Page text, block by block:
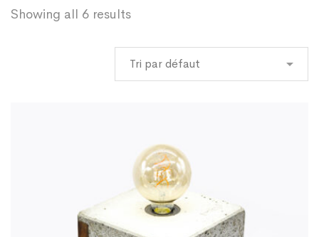
Showing all 6 results